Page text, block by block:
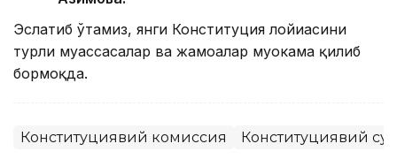
Эслатиб ўтамиз, янги Конституция лойиҳасини
турли муассасалар ва жамоалар муҳокама қилиб
бормоқда.
Конституциявий комиссия Конституциявий